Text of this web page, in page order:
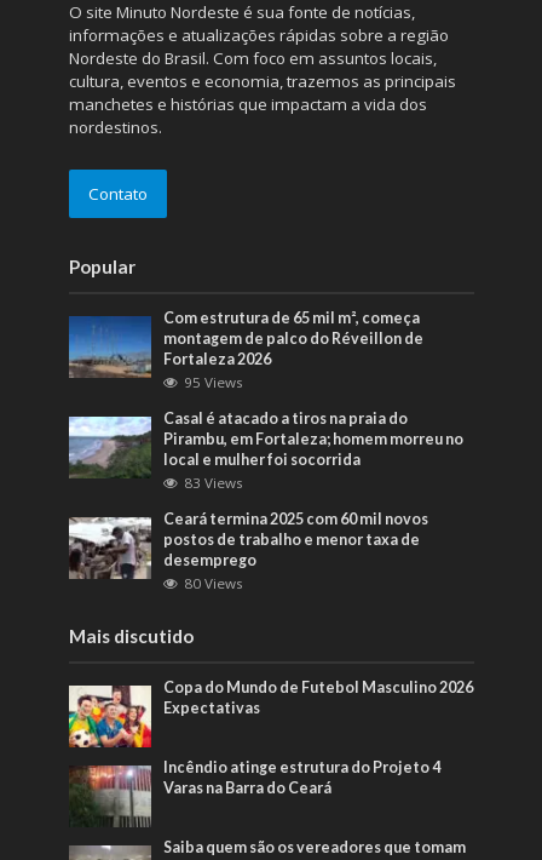
O site Minuto Nordeste é sua fonte de notícias,
informações e atualizações rápidas sobre a região
Nordeste do Brasil. Com foco em assuntos locais,
cultura, eventos e economia, trazemos as principais
manchetes e histórias que impactam a vida dos
nordestinos.
Contato
Popular
Com estrutura de 65 mil m², começa
montagem de palco do Réveillon de
Fortaleza 2026
95 Views
Casal é atacado a tiros na praia do
Pirambu, em Fortaleza; homem morreu no
local e mulher foi socorrida
83 Views
Ceará termina 2025 com 60 mil novos
postos de trabalho e menor taxa de
desemprego
80 Views
Mais discutido
Copa do Mundo de Futebol Masculino 2026
Expectativas
Incêndio atinge estrutura do Projeto 4
Varas na Barra do Ceará
Saiba quem são os vereadores que tomam